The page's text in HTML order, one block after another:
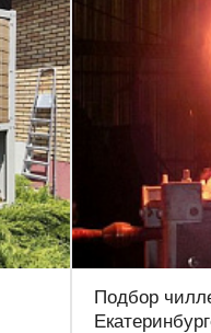
Подбор